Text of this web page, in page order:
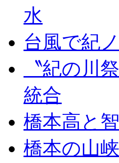
水
台風で紀
〝紀の川
統合
橋本高と
橋本の山